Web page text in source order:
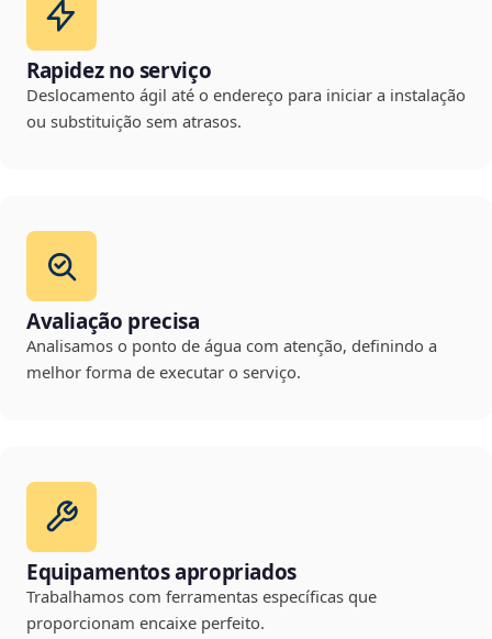
Rapidez no serviço
Deslocamento ágil até o endereço para iniciar a instalação
ou substituição sem atrasos.
Avaliação precisa
Analisamos o ponto de água com atenção, definindo a
melhor forma de executar o serviço.
Equipamentos apropriados
Trabalhamos com ferramentas específicas que
proporcionam encaixe perfeito.